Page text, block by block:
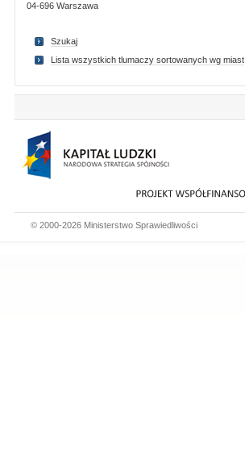
04-696 Warszawa
Szukaj
Lista wszystkich tlumaczy sortowanych wg miast
© 2000-2026 Ministerstwo Sprawiedliwości